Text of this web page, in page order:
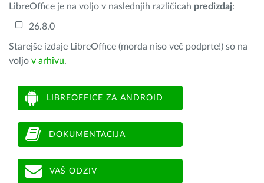
LibreOffice je na voljo v naslednjih različicah predizdaj:
26.8.0
Starejše izdaje LibreOffice (morda niso več podprte!) so na
voljo v arhivu.
LIBREOFFICE ZA ANDROID
DOKUMENTACIJA
VAŠ ODZIV